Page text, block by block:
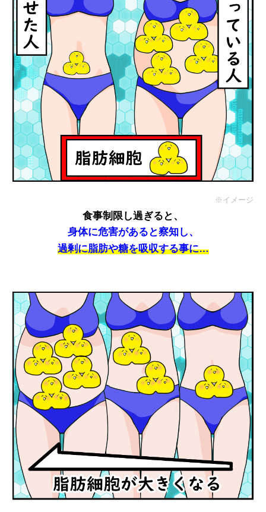
※イメージ
食事制限し過ぎると、
身体に危害があると察知し、
過剰に脂肪や糖を吸収する事に…